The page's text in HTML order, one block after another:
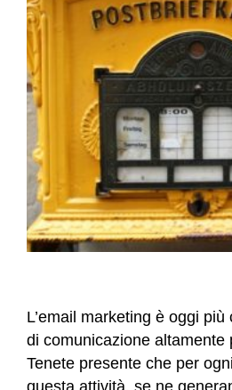
L’email marketing è oggi
di comunicazione altamente
Tenete presente che per
questa attività, se ne